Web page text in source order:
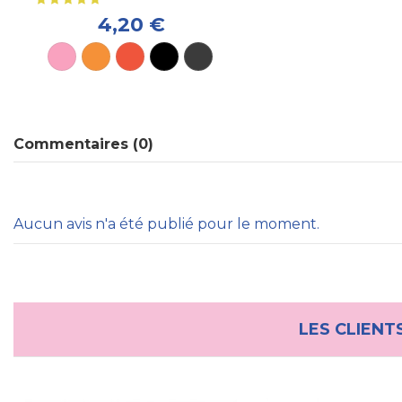
4,20 €
Commentaires (0)
Aucun avis n'a été publié pour le moment.
LES